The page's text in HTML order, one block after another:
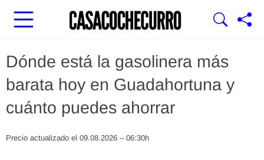
Dónde está la gasolinera más
barata hoy en Guadahortuna y
cuánto puedes ahorrar
Precio actualizado el 09.08.2026 – 06:30h